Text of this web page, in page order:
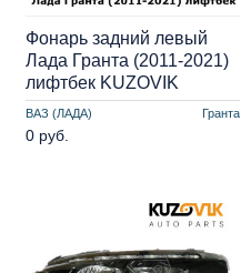
ВАЗ (ЛАДА) Гранта
Фонарь задний левый
Лада Гранта (2011-2021)
лифтбек KUZOVIK
0 руб.